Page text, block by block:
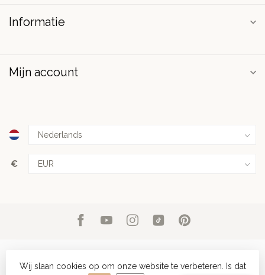
Informatie
Mijn account
€
© Copyright 2026 PuurSpirits.nl- Powered byLightspeed-
Wij slaan cookies op om onze website te verbeteren. Is dat